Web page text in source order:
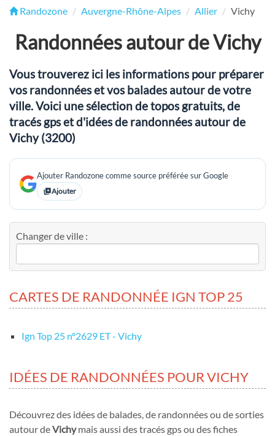
Randozone Auvergne-Rhône-Alpes Allier Vichy
Randonnées autour de Vichy
Vous trouverez ici les informations pour préparer
vos randonnées et vos balades autour de votre
ville. Voici une sélection de topos gratuits, de
tracés gps et d'idées de randonnées autour de
Vichy (3200)
Ajouter Randozone comme source préférée sur Google
Ajouter
Changer de ville :
CARTES DE RANDONNÉE IGN TOP 25
Ign Top 25 nº2629 ET - Vichy
IDÉES DE RANDONNÉES POUR VICHY
Découvrez des idées de balades, de randonnées ou de sorties
autour deVichymais aussi des tracés gps ou des fiches